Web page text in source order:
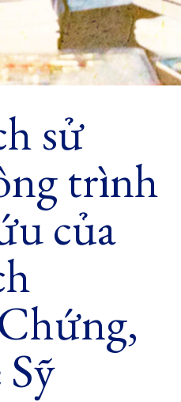
sử
trình
của